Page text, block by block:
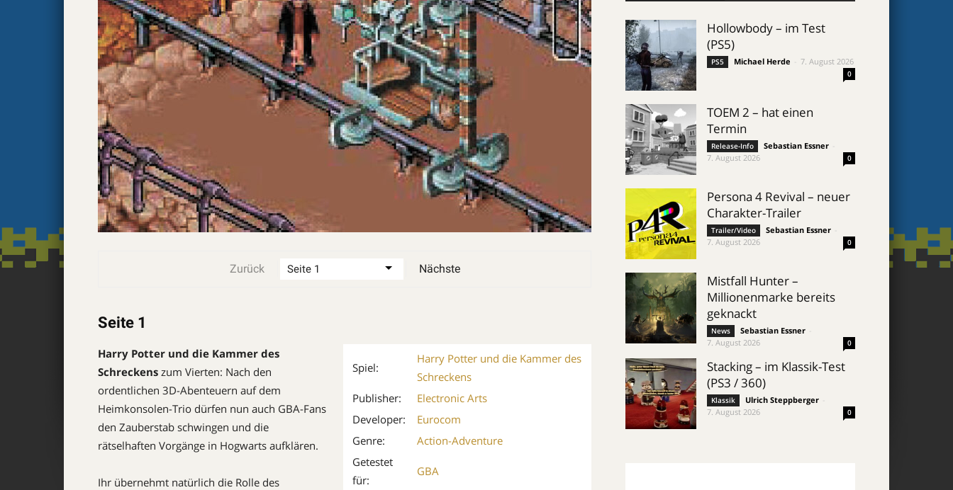
Zurück Nächste
Seite 1
Spiel:
Harry Potter und die Kammer des
Schreckens
Publisher:
Electronic Arts
Developer:
Eurocom
Genre:
Action-Adventure
Getestet
für:
GBA
Harry Potter und die Kammer des
Schreckens zum Vierten: Nach den
ordentlichen 3D-Abenteuern auf dem
Heimkonsolen-Trio dürfen nun auch GBA-Fans
den Zauberstab schwingen und die
rätselhaften Vorgänge in Hogwarts aufklären.
Ihr übernehmt natürlich die Rolle des
Hollowbody – im Test
(PS5)
PS5 Michael Herde 7. August 2026
0
TOEM 2 – hat einen
Termin
Release-Info Sebastian Essner
7. August 2026
0
Persona 4 Revival – neuer
Charakter-Trailer
Trailer/Video Sebastian Essner
7. August 2026
0
Mistfall Hunter –
Millionenmarke bereits
geknackt
News Sebastian Essner
7. August 2026
0
Stacking – im Klassik-Test
(PS3 / 360)
Klassik Ulrich Steppberger
7. August 2026
0